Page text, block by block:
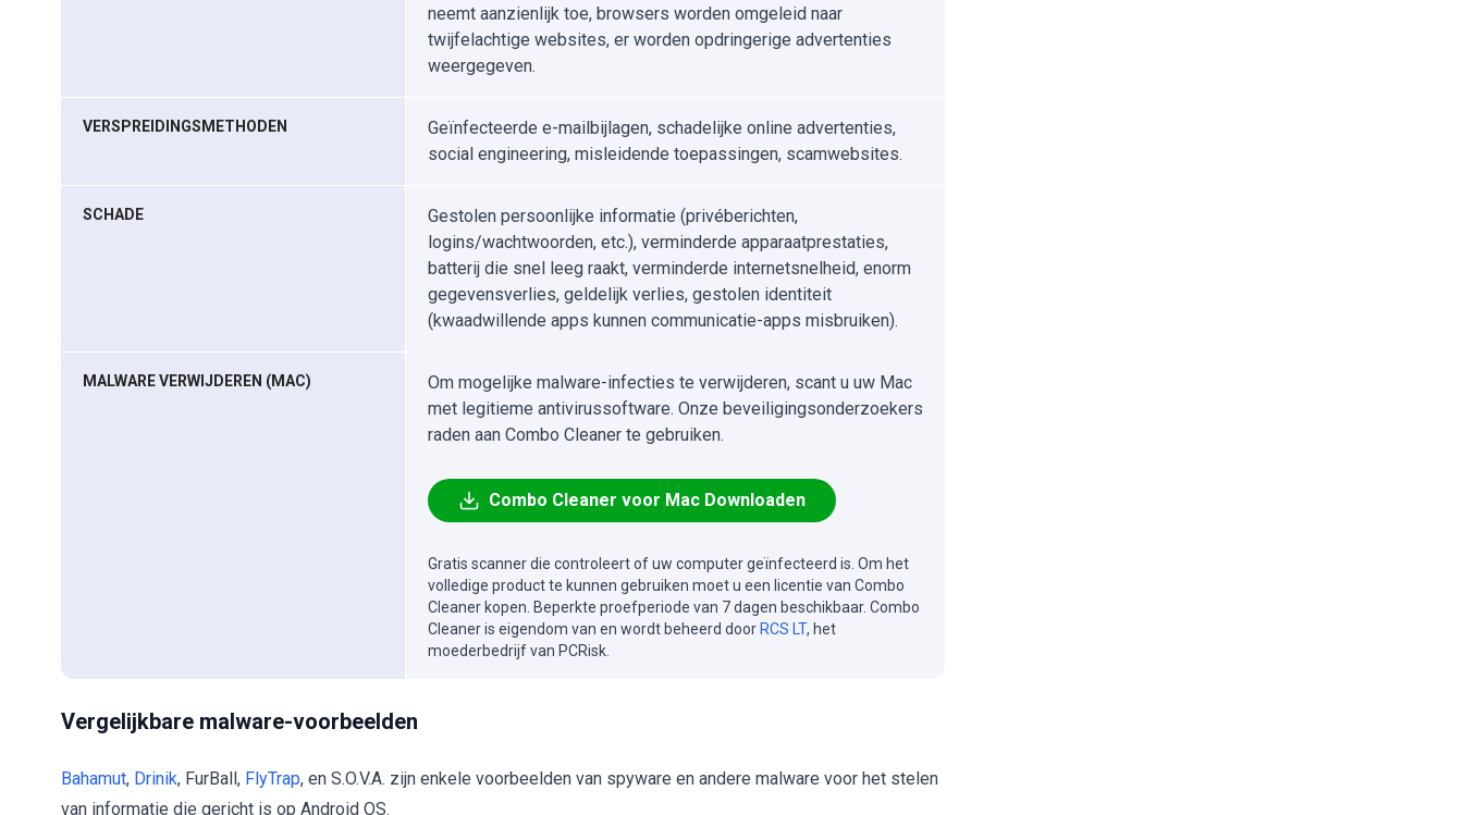
neemt aanzienlijk toe, browsers worden omgeleid naar
twijfelachtige websites, er worden opdringerige advertenties
weergegeven.
VERSPREIDINGSMETHODEN
Geïnfecteerde e-mailbijlagen, schadelijke online advertenties,
social engineering, misleidende toepassingen, scamwebsites.
SCHADE
Gestolen persoonlijke informatie (privéberichten,
logins/wachtwoorden, etc.), verminderde apparaatprestaties,
batterij die snel leeg raakt, verminderde internetsnelheid, enorm
gegevensverlies, geldelijk verlies, gestolen identiteit
(kwaadwillende apps kunnen communicatie-apps misbruiken).
MALWARE VERWIJDEREN (MAC)
Om mogelijke malware-infecties te verwijderen, scant u uw Mac
met legitieme antivirussoftware. Onze beveiligingsonderzoekers
raden aan Combo Cleaner te gebruiken.
Combo Cleaner voor Mac Downloaden
Gratis scanner die controleert of uw computer geïnfecteerd is. Om het
volledige product te kunnen gebruiken moet u een licentie van Combo
Cleaner kopen. Beperkte proefperiode van 7 dagen beschikbaar. Combo
Cleaner is eigendom van en wordt beheerd door RCS LT, het
moederbedrijf van PCRisk.
Vergelijkbare malware-voorbeelden
Bahamut, Drinik, FurBall, FlyTrap, en S.O.V.A. zijn enkele voorbeelden van spyware en andere malware voor het stelen
van informatie die gericht is op Android OS.